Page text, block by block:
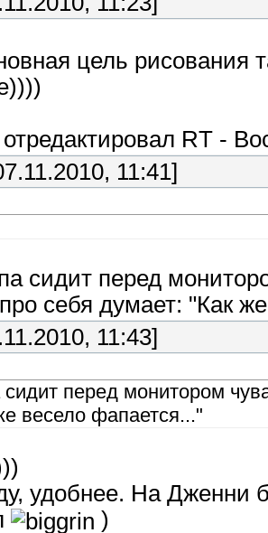
цель рисования
RT -
11:41]
сидит перед
себя думает: "Как
11:43]
перед монитором
весело фапается..."
удобнее. На Дженни
)